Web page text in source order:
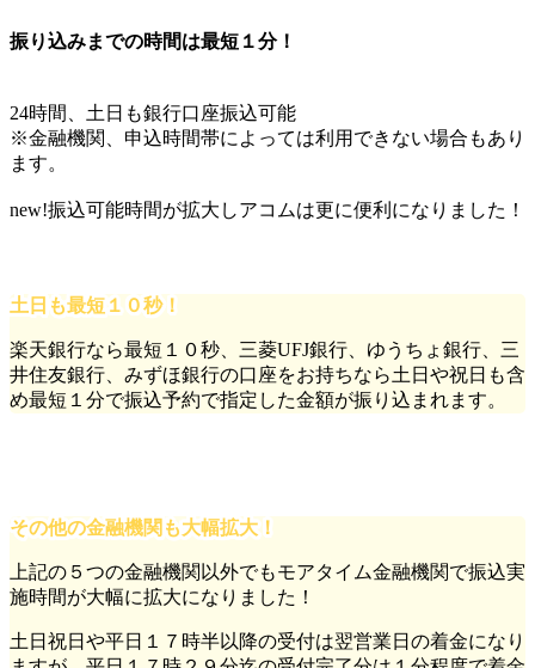
振り込みまでの時間は最短１分！
24時間、土日も銀行口座振込可能
※金融機関、申込時間帯によっては利用できない場合もあり
ます。
new!振込可能時間が拡大しアコムは更に便利になりました！
土日も最短１０秒！
楽天銀行なら最短１０秒 三菱UFJ銀行 ゆうちょ銀行
三
井住友銀行
みずほ銀行の口座をお持ちなら土日や祝日も含
め最短１分で振込予約で指定した金額が振り込まれます。
その他の金融機関も大幅拡大！
上記の５つの金融機関以外でもモアタイム金融機関で振込実
施時間が大幅に拡大になりました！
土日祝日や平日１７時半以降の受付は翌営業日の着金になり